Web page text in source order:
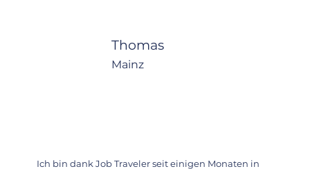
Thomas
Mainz
Ich bin dank Job Traveler seit einigen Monaten in